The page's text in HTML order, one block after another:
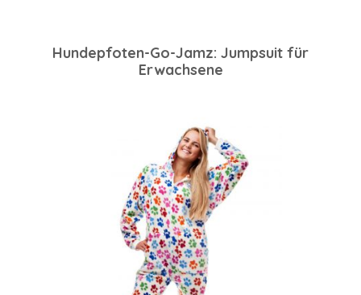
Hundepfoten-Go-Jamz: Jumpsuit für
Erwachsene